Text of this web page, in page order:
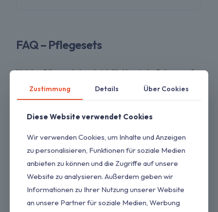
FAQ – Pflegesets
Welches Pflegeset eignet sich für klassische Fahrzeuge?
Gibt es Pflegesets für neue Fahrzeuge?
Einzelprodukten?
Sind Pflegesets auch für Wohnmobile geeignet?
- Ja, sie eignen sich für Fahrzeuge und Wohnmobile
Für wen sind Pflegesets besonders geeignet?
Zustimmung Details Über Cookies
Diese Website verwendet Cookies
Wir verwenden Cookies, um Inhalte und Anzeigen
zu personalisieren, Funktionen für soziale Medien
anbieten zu können und die Zugriffe auf unsere
Website zu analysieren. Außerdem geben wir
Informationen zu Ihrer Nutzung unserer Website
an unsere Partner für soziale Medien, Werbung